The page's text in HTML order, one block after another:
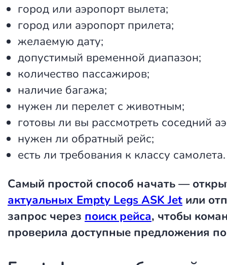
город или аэропорт вылета;
город или аэропорт прилета;
желаемую дату;
допустимый временной диапазон;
количество пассажиров;
наличие багажа;
нужен ли перелет с животным;
готовы ли вы рассмотреть соседний
нужен ли обратный рейс;
есть ли требования к классу самолета.
Самый простой способ начать —
актуальных Empty Legs ASK Jet или
запрос через поиск рейса, чтобы
проверила доступные предложения